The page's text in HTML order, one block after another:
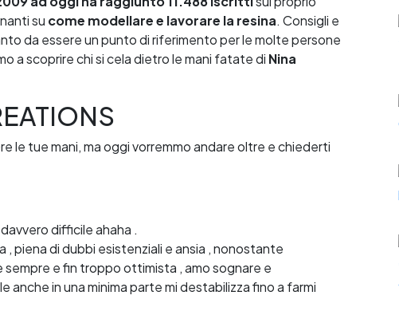
su come modellare e lavorare la resina. Consigli e
da essere un punto di riferimento per le molte persone
a scoprire chi si cela dietro le mani fatate di Nina
le tue mani, ma oggi vorremmo andare oltre e chiederti
difficile ahaha .
piena di dubbi esistenziali e ansia , nonostante
e fin troppo ottimista , amo sognare e
in una minima parte mi destabilizza fino a farmi